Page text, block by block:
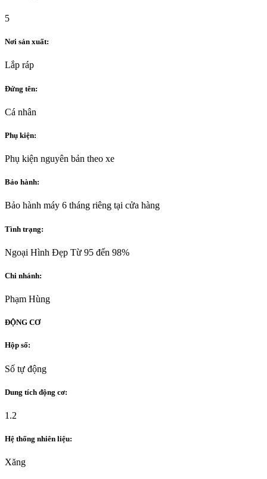
5
Nơi sản xuất:
Lắp ráp
Đứng tên:
Cá nhân
Phụ kiện:
Phụ kiện nguyên bản theo xe
Bảo hành:
Bảo hành máy 6 tháng riêng tại cửa hàng
Tình trạng:
Ngoại Hình Đẹp Từ 95 đến 98%
Chi nhánh:
Phạm Hùng
ĐỘNG CƠ
Hộp số:
Số tự động
Dung tích động cơ:
1.2
Hệ thống nhiên liệu:
Xăng